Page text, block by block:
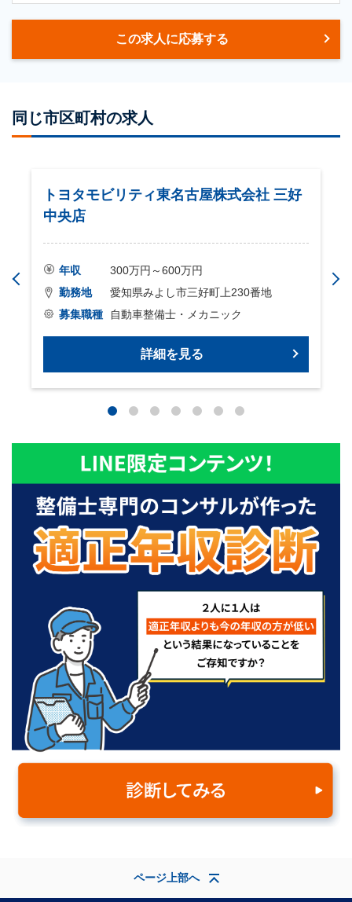
この求人に応募する
同じ市区町村の求人
トヨタモビリティ東名古屋株式会社 三好
中央店
年収
300万円～600万円
勤務地
愛知県みよし市三好町上230番地
募集職種
自動車整備士・メカニック
詳細を見る
ページ上部へ